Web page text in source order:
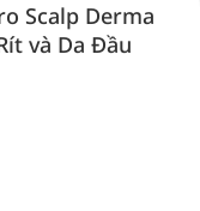
Scalp Derma
và Da Đầu